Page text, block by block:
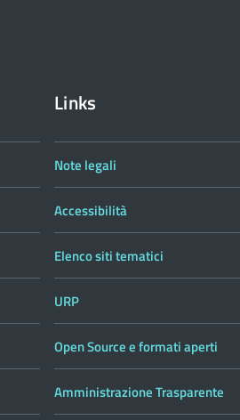
Links
Note legali
Accessibilità
Elenco siti tematici
URP
Open Source e formati aperti
Amministrazione Trasparente